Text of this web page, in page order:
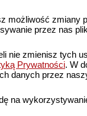
możliwość zmiany
przez nas
nie zmienisz tych
Prywatności. W
danych przez
na